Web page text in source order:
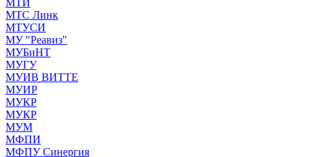
МТС Линк
МТУСИ
МУ "Реавиз"
МУБиНТ
МУГУ
МУИВ ВИТТЕ
МУИР
МУКР
МУКР
МУМ
МФПИ
МФПУ Синергия